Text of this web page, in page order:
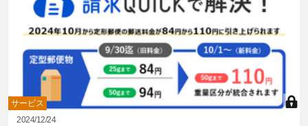
サービス
2024/12/24